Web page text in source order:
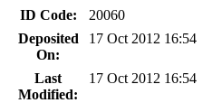
ID Code:
20060
Deposited
On:
17 Oct 2012 16:54
Last
Modified:
17 Oct 2012 16:54